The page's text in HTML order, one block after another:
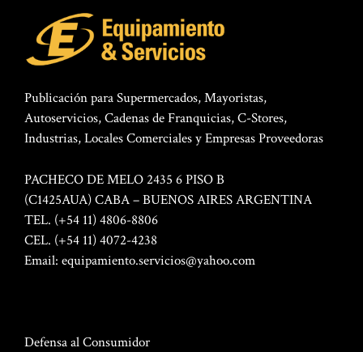
Publicación para Supermercados, Mayoristas,
Autoservicios, Cadenas de Franquicias, C-Stores,
Industrias, Locales Comerciales y Empresas Proveedoras
PACHECO DE MELO 2435 6 PISO B
(C1425AUA) CABA – BUENOS AIRES ARGENTINA
TEL. (+54 11) 4806-8806
CEL. (+54 11) 4072-4238
Email: equipamiento.servicios@yahoo.com
Defensa al Consumidor